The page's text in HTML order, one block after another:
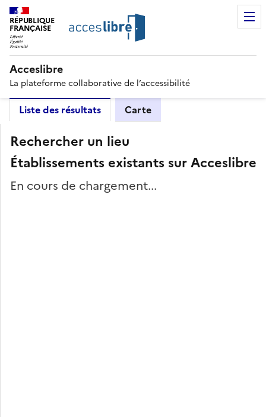
RÉPUBLIQUE
FRANÇAISE
Acceslibre
La plateforme collaborative de l’accessibilité
Liste des résultats Carte
Rechercher un lieu
Établissements existants sur Acceslibre
En cours de chargement...